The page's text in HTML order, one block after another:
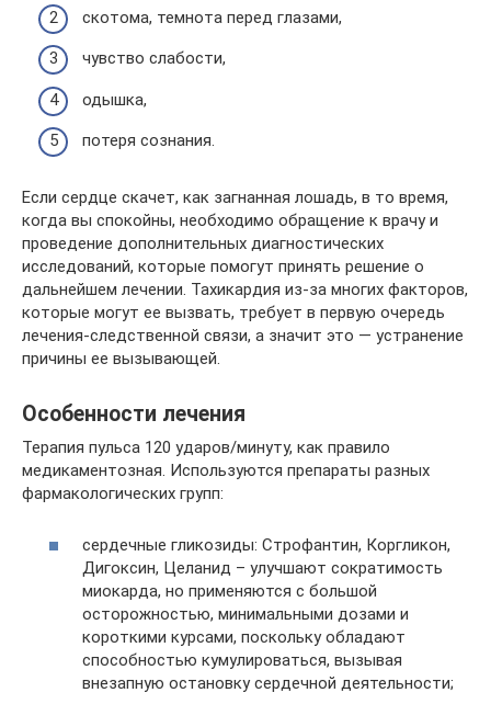
скотома, темнота перед глазами,
чувство слабости,
одышка,
потеря сознания.
Если сердце скачет, как загнанная лошадь, в то время,
когда вы спокойны, необходимо обращение к врачу и
проведение дополнительных диагностических
исследований, которые помогут принять решение о
дальнейшем лечении. Тахикардия из-за многих факторов,
которые могут ее вызвать, требует в первую очередь
лечения-следственной связи, а значит это — устранение
причины ее вызывающей.
Особенности лечения
Терапия пульса 120 ударов/минуту, как правило
медикаментозная. Используются препараты разных
фармакологических групп:
сердечные гликозиды: Строфантин, Коргликон,
Дигоксин, Целанид – улучшают сократимость
миокарда, но применяются с большой
осторожностью, минимальными дозами и
короткими курсами, поскольку обладают
способностью кумулироваться, вызывая
внезапную остановку сердечной деятельности;